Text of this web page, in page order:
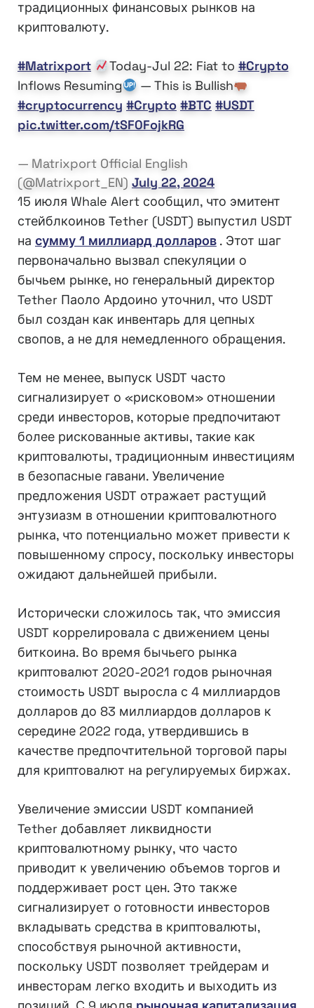
традиционных финансовых рынков на
криптовалюту.
#Matrixport Today-Jul 22: Fiat to #Crypto
Inflows Resuming
— This is Bullish
#cryptocurrency #Crypto #BTC #USDT
pic.twitter.com/tSF0FojkRG
— Matrixport Official English
(@Matrixport_EN) July 22, 2024
15 июля Whale Alert сообщил, что эмитент
стейблкоинов Tether (USDT) выпустил USDT
на сумму 1 миллиард долларов . Этот шаг
первоначально вызвал спекуляции о
бычьем рынке, но генеральный директор
Tether Паоло Ардоино уточнил, что USDT
был создан как инвентарь для цепных
свопов, а не для немедленного обращения.
Тем не менее, выпуск USDT часто
сигнализирует о «рисковом» отношении
среди инвесторов, которые предпочитают
более рискованные активы, такие как
криптовалюты, традиционным инвестициям
в безопасные гавани. Увеличение
предложения USDT отражает растущий
энтузиазм в отношении криптовалютного
рынка, что потенциально может привести к
повышенному спросу, поскольку инвесторы
ожидают дальнейшей прибыли.
Исторически сложилось так, что эмиссия
USDT коррелировала с движением цены
биткоина. Во время бычьего рынка
криптовалют 2020-2021 годов рыночная
стоимость USDT выросла с 4 миллиардов
долларов до 83 миллиардов долларов к
середине 2022 года, утвердившись в
качестве предпочтительной торговой пары
для криптовалют на регулируемых биржах.
Увеличение эмиссии USDT компанией
Tether добавляет ликвидности
криптовалютному рынку, что часто
приводит к увеличению объемов торгов и
поддерживает рост цен. Это также
сигнализирует о готовности инвесторов
вкладывать средства в криптовалюты,
способствуя рыночной активности,
поскольку USDT позволяет трейдерам и
инвесторам легко входить и выходить из